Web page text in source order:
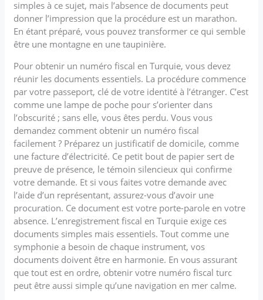
simples à ce sujet, mais l’absence de documents peut
donner l’impression que la procédure est un marathon.
En étant préparé, vous pouvez transformer ce qui semble
être une montagne en une taupinière.
Pour obtenir un numéro fiscal en Turquie, vous devez
réunir les documents essentiels. La procédure commence
par votre passeport, clé de votre identité à l’étranger. C’est
comme une lampe de poche pour s’orienter dans
l’obscurité ; sans elle, vous êtes perdu. Vous vous
demandez comment obtenir un numéro fiscal
facilement ? Préparez un justificatif de domicile, comme
une facture d’électricité. Ce petit bout de papier sert de
preuve de présence, le témoin silencieux qui confirme
votre demande. Et si vous faites votre demande avec
l’aide d’un représentant, assurez-vous d’avoir une
procuration. Ce document est votre porte-parole en votre
absence. L’enregistrement fiscal en Turquie exige ces
documents simples mais essentiels. Tout comme une
symphonie a besoin de chaque instrument, vos
documents doivent être en harmonie. En vous assurant
que tout est en ordre, obtenir votre numéro fiscal turc
peut être aussi simple qu’une navigation en mer calme.